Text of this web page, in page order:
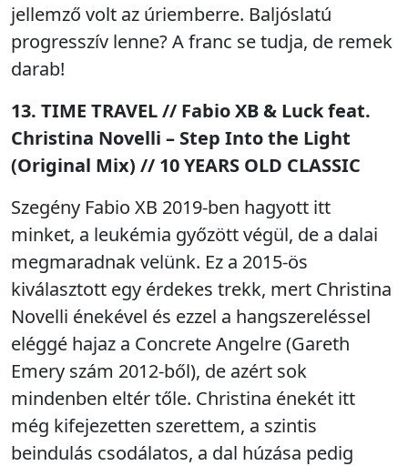
jellemző volt az úriemberre. Baljóslatú
progresszív lenne? A franc se tudja, de remek
darab!
13. TIME TRAVEL // Fabio XB & Luck feat.
Christina Novelli – Step Into the Light
(Original Mix) // 10 YEARS OLD CLASSIC
Szegény Fabio XB 2019-ben hagyott itt
minket, a leukémia győzött végül, de a dalai
megmaradnak velünk. Ez a 2015-ös
kiválasztott egy érdekes trekk, mert Christina
Novelli énekével és ezzel a hangszereléssel
eléggé hajaz a Concrete Angelre (Gareth
Emery szám 2012-ből), de azért sok
mindenben eltér tőle. Christina énekét itt
még kifejezetten szerettem, a szintis
beindulás csodálatos, a dal húzása pedig